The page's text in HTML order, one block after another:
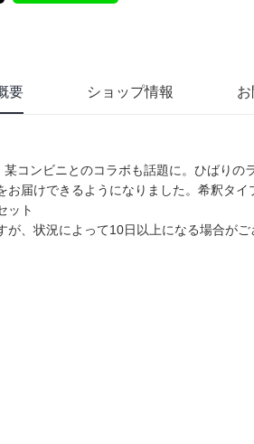
要 ショップ情報
コンビニとのコラボも話題に。ひばり
届けできるようになりました。希釈タ
ット
、状況によって10日以上になる場合がご